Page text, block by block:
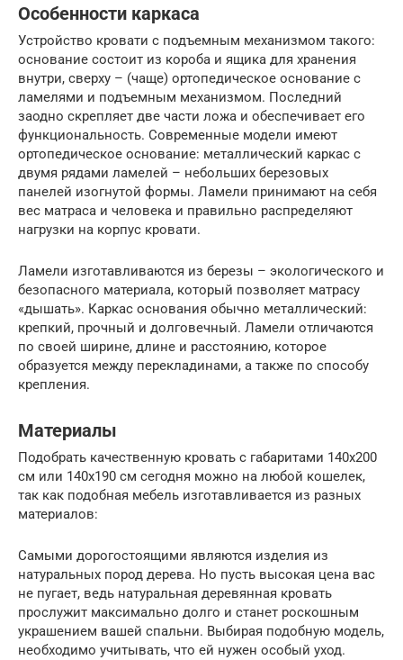
Особенности каркаса
Устройство кровати с подъемным механизмом такого:
основание состоит из короба и ящика для хранения
внутри, сверху – (чаще) ортопедическое основание с
ламелями и подъемным механизмом. Последний
заодно скрепляет две части ложа и обеспечивает его
функциональность. Современные модели имеют
ортопедическое основание: металлический каркас с
двумя рядами ламелей – небольших березовых
панелей изогнутой формы. Ламели принимают на себя
вес матраса и человека и правильно распределяют
нагрузки на корпус кровати.
Ламели изготавливаются из березы – экологического и
безопасного материала, который позволяет матрасу
«дышать». Каркас основания обычно металлический:
крепкий, прочный и долговечный. Ламели отличаются
по своей ширине, длине и расстоянию, которое
образуется между перекладинами, а также по способу
крепления.
Материалы
Подобрать качественную кровать с габаритами 140х200
см или 140х190 см сегодня можно на любой кошелек,
так как подобная мебель изготавливается из разных
материалов:
Самыми дорогостоящими являются изделия из
натуральных пород дерева. Но пусть высокая цена вас
не пугает, ведь натуральная деревянная кровать
прослужит максимально долго и станет роскошным
украшением вашей спальни. Выбирая подобную модель,
необходимо учитывать, что ей нужен особый уход.